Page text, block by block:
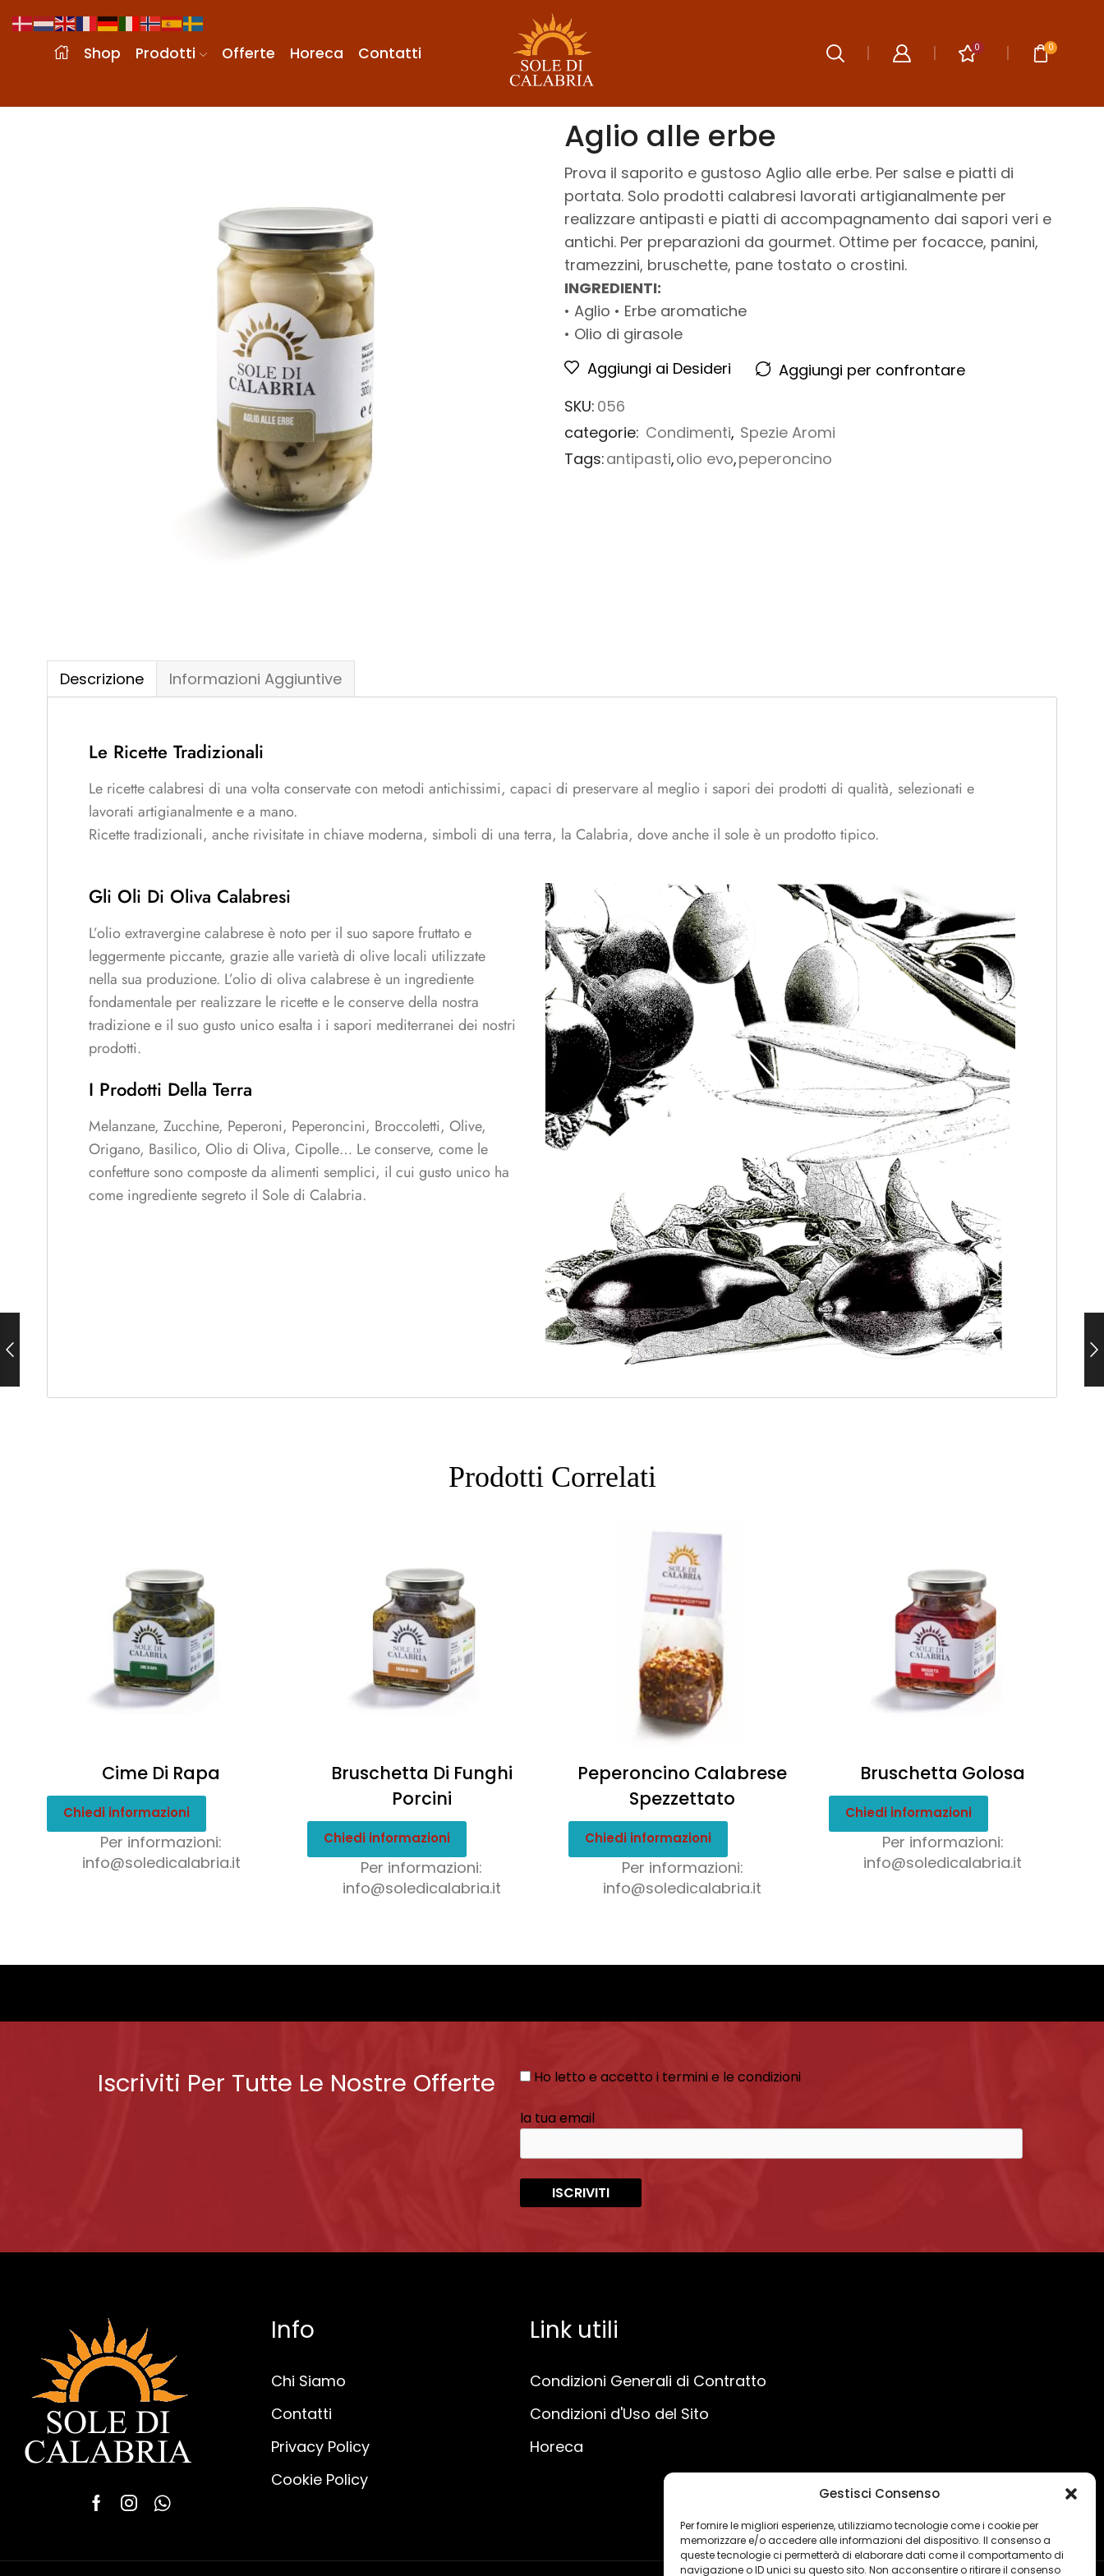
Gestisci Consenso
Per fornire le migliori esperienze, utilizziamo tecnologie come i cookie per
memorizzare e/o accedere alle informazioni del dispositivo. Il consenso a
queste tecnologie ci permetterà di elaborare dati come il comportamento di
navigazione o ID unici su questo sito. Non acconsentire o ritirare il consenso
Shop Prodotti Offerte Horeca Contatti 0 0
Aglio alle erbe
Prova il saporito e gustoso Aglio alle erbe. Per salse e piatti di
portata. Solo prodotti calabresi lavorati artigianalmente per
realizzare antipasti e piatti di accompagnamento dai sapori veri e
antichi. Per preparazioni da gourmet. Ottime per focacce, panini,
tramezzini, bruschette, pane tostato o crostini.
INGREDIENTI:
• Aglio • Erbe aromatiche
• Olio di girasole
Aggiungi ai Desideri
Aggiungi per confrontare
SKU: 056
categorie: Condimenti, Spezie Aromi
Tags:antipasti,olio evo,peperoncino
Descrizione Informazioni Aggiuntive
Le Ricette Tradizionali
Le ricette calabresi di una volta conservate con metodi antichissimi, capaci di preservare al meglio i sapori dei prodotti di qualità, selezionati e
lavorati artigianalmente e a mano.
Ricette tradizionali, anche rivisitate in chiave moderna, simboli di una terra, la Calabria, dove anche il sole è un prodotto tipico.
Gli Oli Di Oliva Calabresi
L’olio extravergine calabrese è noto per il suo sapore fruttato e
leggermente piccante, grazie alle varietà di olive locali utilizzate
nella sua produzione. L’olio di oliva calabrese è un ingrediente
fondamentale per realizzare le ricette e le conserve della nostra
tradizione e il suo gusto unico esalta i i sapori mediterranei dei nostri
prodotti.
I Prodotti Della Terra
Melanzane, Zucchine, Peperoni, Peperoncini, Broccoletti, Olive,
Origano, Basilico, Olio di Oliva, Cipolle… Le conserve, come le
confetture sono composte da alimenti semplici, il cui gusto unico ha
come ingrediente segreto il Sole di Calabria.
Prodotti Correlati
Cime Di Rapa
Chiedi informazioni
Per informazioni:
info@soledicalabria.it
Bruschetta Di Funghi
Porcini
Chiedi informazioni
Per informazioni:
info@soledicalabria.it
Peperoncino Calabrese
Spezzettato
Chiedi informazioni
Per informazioni:
info@soledicalabria.it
Bruschetta Golosa
Chiedi informazioni
Per informazioni:
info@soledicalabria.it
Iscriviti Per Tutte Le Nostre Offerte Ho letto e accetto i termini e le condizioni
la tua email
Info
Chi Siamo
Contatti
Privacy Policy
Cookie Policy
Link utili
Condizioni Generali di Contratto
Condizioni d'Uso del Sito
Horeca